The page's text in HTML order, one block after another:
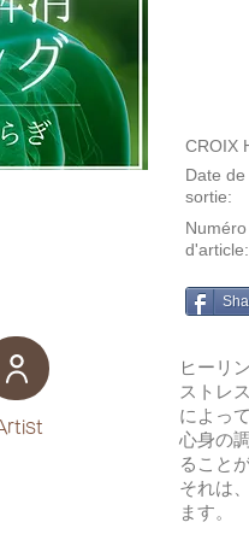
CROIX
Date de
sortie:
Numéro
d'article:
ヒーリ
ストレ
によっ
心身の
ること
それは
ます。